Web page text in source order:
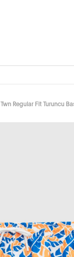
Twn Regular Fit Turuncu